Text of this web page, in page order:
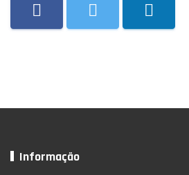
Informação